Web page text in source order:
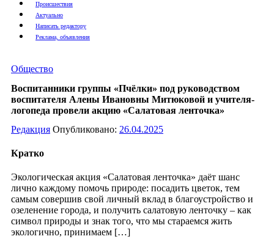
Происшествия
Актуально
Написать редактору
Реклама, объявления
Общество
Воспитанники группы «Пчёлки» под руководством
воспитателя Алены Ивановны Митюковой и учителя-
логопеда провели акцию «Салатовая ленточка»
Редакция Опубликовано: 26.04.2025
Кратко
Экологическая акция «Салатовая ленточка» даёт шанс
лично каждому помочь природе: посадить цветок, тем
самым совершив свой личный вклад в благоустройство и
озеленение города, и получить салатовую ленточку – как
символ природы и знак того, что мы стараемся жить
экологично, принимаем […]